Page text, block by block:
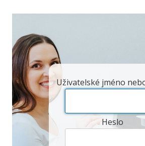
Uživatelské jméno
Heslo